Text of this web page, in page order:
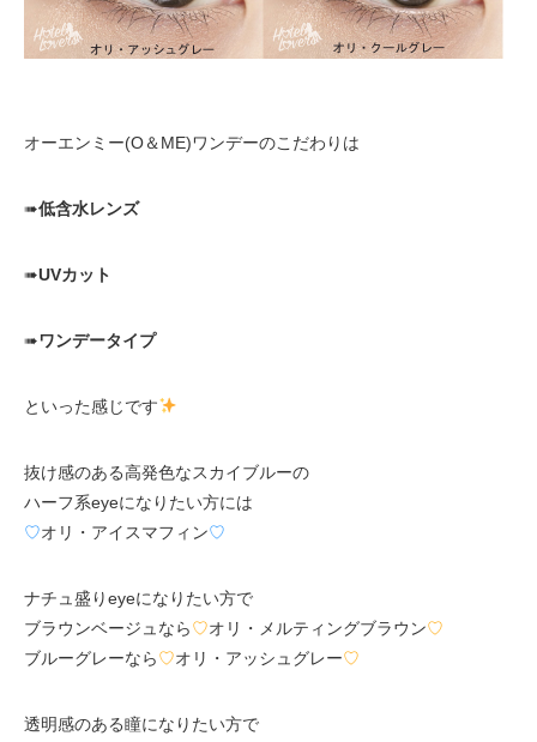
オーエンミー(O＆ME)ワンデーのこだわりは
➠低含水レンズ
➠UVカット
➠ワンデータイプ
といった感じです
抜け感のある高発色なスカイブルーの
ハーフ系eyeになりたい方には
♡オリ・アイスマフィン♡
ナチュ盛りeyeになりたい方で
ブラウンベージュなら♡オリ・メルティングブラウン♡
ブルーグレーなら♡オリ・アッシュグレー♡
透明感のある瞳になりたい方で